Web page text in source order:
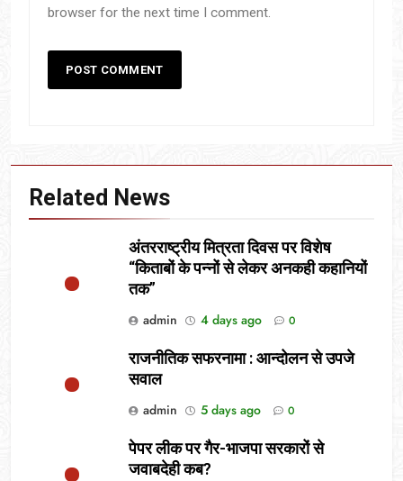
browser for the next time I comment.
Related News
अंतरराष्ट्रीय मित्रता दिवस पर विशेष
“किताबों के पन्नों से लेकर अनकही कहानियों
तक”
admin
4 days ago 0
राजनीतिक सफरनामा : आन्दोलन से उपजे
सवाल
admin
5 days ago 0
पेपर लीक पर गैर-भाजपा सरकारों से
जवाबदेही कब?